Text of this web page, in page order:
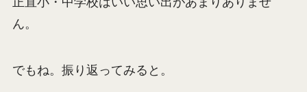
ん。
でもね。振り返ってみると。